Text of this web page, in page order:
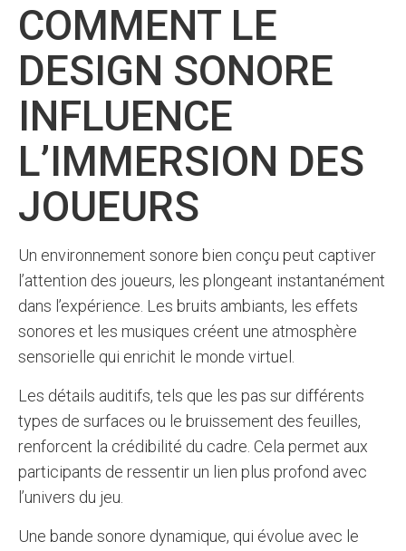
COMMENT LE
DESIGN SONORE
INFLUENCE
L’IMMERSION DES
JOUEURS
Un environnement sonore bien conçu peut captiver
l’attention des joueurs, les plongeant instantanément
dans l’expérience. Les bruits ambiants, les effets
sonores et les musiques créent une atmosphère
sensorielle qui enrichit le monde virtuel.
Les détails auditifs, tels que les pas sur différents
types de surfaces ou le bruissement des feuilles,
renforcent la crédibilité du cadre. Cela permet aux
participants de ressentir un lien plus profond avec
l’univers du jeu.
Une bande sonore dynamique, qui évolue avec le